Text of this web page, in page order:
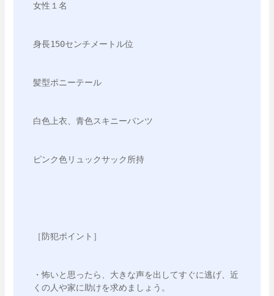
女性１名
身長150センチメートル位
髪型ポニーテール
白色上衣、青色スキニーパンツ
ピンク色リュックサック所持
［防犯ポイント］
・怖いと思ったら、大きな声を出してすぐに逃げ、近
くの人や家に助けを求めましょう。